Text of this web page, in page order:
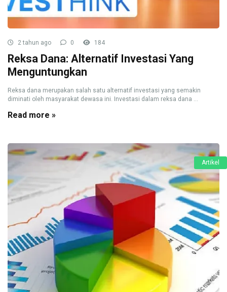
2 tahun ago 0 184
Reksa Dana: Alternatif Investasi Yang
Menguntungkan
Reksa dana merupakan salah satu alternatif investasi yang semakin
diminati oleh masyarakat dewasa ini. Investasi dalam reksa dana ...
Read more »
Artikel